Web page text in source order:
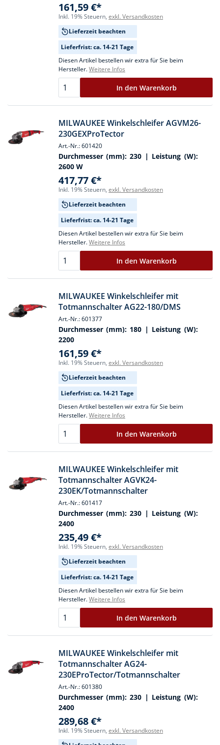
161,59 €*
Inkl. 19% Steuern, exkl. Versandkosten
Lieferzeit beachten
Lieferfrist: ca. 14-21 Tage
Diesen Artikel bestellen wir extra für Sie beim
Hersteller.Weitere Infos
In den Warenkorb
MILWAUKEE Winkelschleifer AGVM26-
230GEXProTector
Art.-Nr.: 601420
Durchmesser (mm): 230 | Leistung (W):
2600 W
417,77 €*
Inkl. 19% Steuern, exkl. Versandkosten
Lieferzeit beachten
Lieferfrist: ca. 14-21 Tage
Diesen Artikel bestellen wir extra für Sie beim
Hersteller.Weitere Infos
In den Warenkorb
MILWAUKEE Winkelschleifer mit
Totmannschalter AG22-180/DMS
Art.-Nr.: 601377
Durchmesser (mm): 180 | Leistung (W):
2200
161,59 €*
Inkl. 19% Steuern, exkl. Versandkosten
Lieferzeit beachten
Lieferfrist: ca. 14-21 Tage
Diesen Artikel bestellen wir extra für Sie beim
Hersteller.Weitere Infos
In den Warenkorb
MILWAUKEE Winkelschleifer mit
Totmannschalter AGVK24-
230EK/Totmannschalter
Art.-Nr.: 601417
Durchmesser (mm): 230 | Leistung (W):
2400
235,49 €*
Inkl. 19% Steuern, exkl. Versandkosten
Lieferzeit beachten
Lieferfrist: ca. 14-21 Tage
Diesen Artikel bestellen wir extra für Sie beim
Hersteller.Weitere Infos
In den Warenkorb
MILWAUKEE Winkelschleifer mit
Totmannschalter AG24-
230EProTector/Totmannschalter
Art.-Nr.: 601380
Durchmesser (mm): 230 | Leistung (W):
2400
289,68 €*
Inkl. 19% Steuern, exkl. Versandkosten